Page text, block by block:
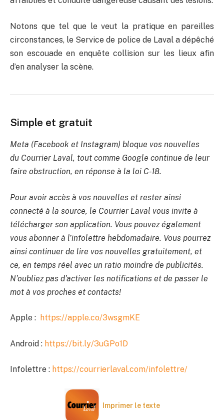
Notons que tel que le veut la pratique en pareilles
circonstances, le Service de police de Laval a dépêché
son escouade en enquête collision sur les lieux afin
d’en analyser la scène.
Simple et gratuit
Meta (Facebook et Instagram) bloque vos nouvelles
du Courrier Laval, tout comme Google continue de leur
faire obstruction, en réponse à la loi C-18.
Pour avoir accès à vos nouvelles et rester ainsi
connecté à la source, le Courrier Laval vous invite à
télécharger son application. Vous pouvez également
vous abonner à l’infolettre hebdomadaire. Vous pourrez
ainsi continuer de lire vos nouvelles gratuitement, et
ce, en temps réel avec un ratio moindre de publicités.
N’oubliez pas d’activer les notifications et de passer le
mot à vos proches et contacts!
Apple : https://apple.co/3wsgmKE
Android : https://bit.ly/3uGPo1D
Infolettre : https://courrierlaval.com/infolettre/
Imprimer le texte